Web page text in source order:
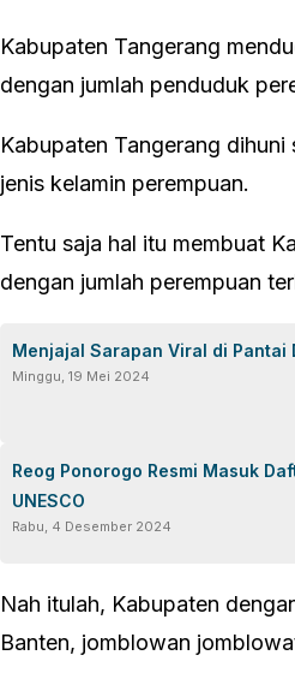
Kabupaten Tangerang
dengan jumlah penduduk
Kabupaten Tangerang
jenis kelamin perempuan.
Tentu saja hal itu membuat
dengan jumlah perempuan
Menjajal Sarapan Viral di Pantai
Minggu, 19 Mei 2024
Reog Ponorogo Resmi Masuk
UNESCO
Rabu, 4 Desember 2024
Nah itulah, Kabupaten
Banten, jomblowan